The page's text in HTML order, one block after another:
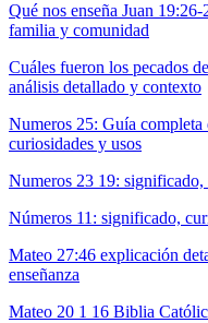
Qué nos enseña Juan
familia y comunidad
Cuáles fueron los pecados
análisis detallado y contexto
Numeros 25: Guía
curiosidades y usos
Numeros 23 19: significado,
Números 11: significado,
Mateo 27:46 explicación
enseñanza
Mateo 20 1 16 Biblia